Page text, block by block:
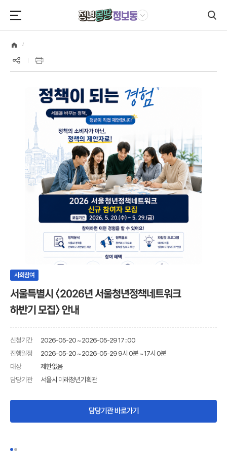
사회참여
서울특별시 <2026년 서울청년정책네트워크
하반기 모집> 안내
신청기간 2026-05-20 ~ 2026-05-29 17 : 00
진행일정 2026-05-20 ~ 2026-05-29 9시 0분 ~ 17시 0분
대상 제한없음
담당기관 서울시 미래청년기획관
담당기관 바로가기